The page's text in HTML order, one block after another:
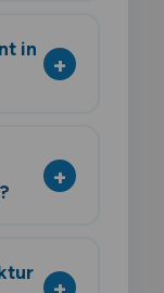
in